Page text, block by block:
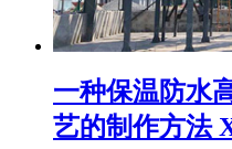
一种保温防水
艺的制作方法